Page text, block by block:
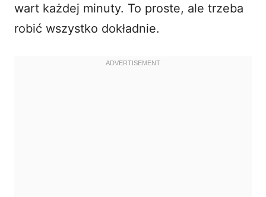
wart każdej minuty. To proste, ale trzeba
robić wszystko dokładnie.